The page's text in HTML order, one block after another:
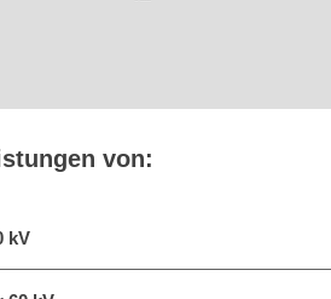
von:
kV